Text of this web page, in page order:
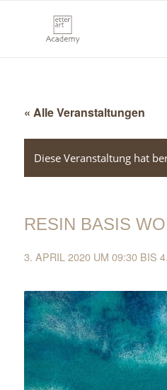
« Alle Veranstaltungen
Diese Veranstaltung hat
RESIN BASIS
3. APRIL 2020 UM 09:30BIS